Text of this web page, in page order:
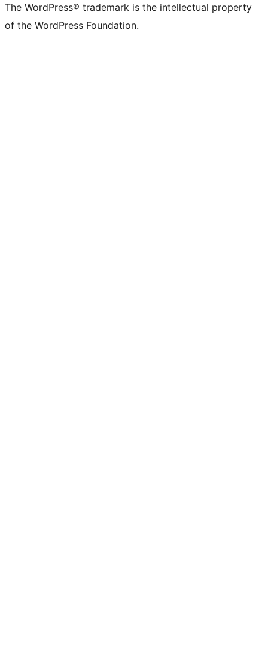
The WordPress® trademark is the intellectual property
of the WordPress Foundation.